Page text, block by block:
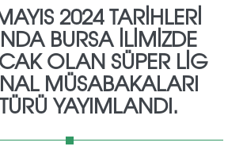
2024 TARIHLERI
BURSA ILIMIZDE
OLAN SÜPER LIG
MÜSABAKALARI
YAYIMLANDI.